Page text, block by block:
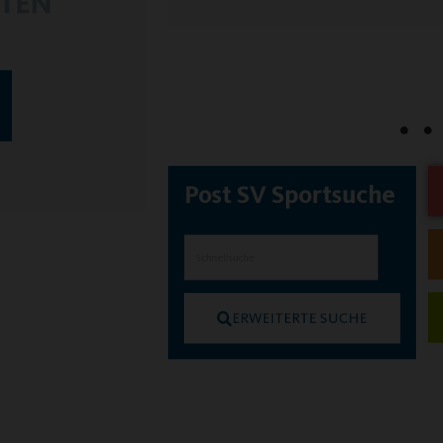
Post SV Sportsuche
ERWEITERTE SUCHE